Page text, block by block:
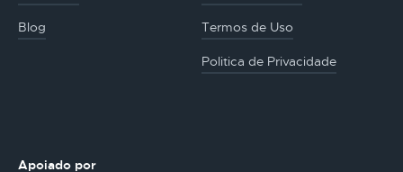
Blog Termos de Uso
Politica de Privacidade
Apoiado por